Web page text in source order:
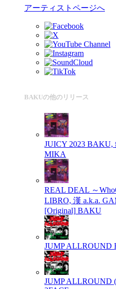
アーティストページへ
BAKUの他のリリース
JUICY 2023 BAKU,
MIKA
REAL DEAL ～
LIBRO, 漢 a.k.a.
[Original] BAKU
JUMP ALLROUND
JUMP ALLROUND